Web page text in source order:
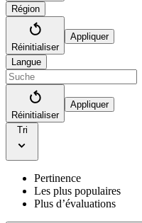
Région
Réinitialiser
Appliquer
Langue
Réinitialiser
Appliquer
Tri
Pertinence
Les plus populaires
Plus d’évaluations